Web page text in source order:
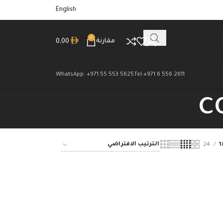
English
مقارنة
0
0,00
Tel:+971 6 556 2611
WhatsApp: +971 55 553 5625
24